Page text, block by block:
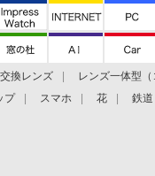
交換レンズ レンズ一体型（
プ スマホ 花 鉄道